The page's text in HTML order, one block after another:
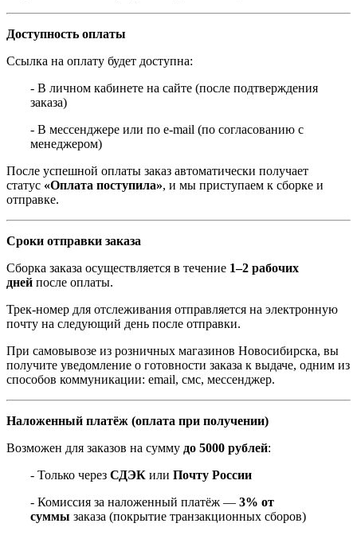
Доступность оплаты
Ссылка на оплату будет доступна:
- В личном кабинете на сайте (после подтверждения
заказа)
- В мессенджере или по e-mail (по согласованию с
менеджером)
После успешной оплаты заказ автоматически получает
статус «Оплата поступила», и мы приступаем к сборке и
отправке.
Сроки отправки заказа
Сборка заказа осуществляется в течение 1–2 рабочих
дней после оплаты.
Трек-номер для отслеживания отправляется на электронную
почту на следующий день после отправки.
При самовывозе из розничных магазинов Новосибирска, вы
получите уведомление о готовности заказа к выдаче, одним из
способов коммуникации: email, смс, мессенджер.
Наложенный платёж (оплата при получении)
Возможен для заказов на сумму до 5000 рублей:
- Только через СДЭК или Почту России
- Комиссия за наложенный платёж — 3% от
суммы заказа (покрытие транзакционных сборов)